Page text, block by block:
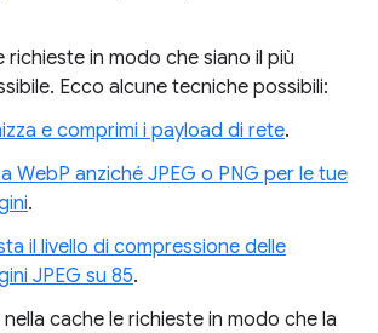
richieste in modo che siano il più
Ecco alcune tecniche possibili:
e comprimi i payload di rete.
WebP anziché JPEG o PNG per le tue
.
il livello di compressione delle
JPEG su 85.
cache le richieste in modo che la